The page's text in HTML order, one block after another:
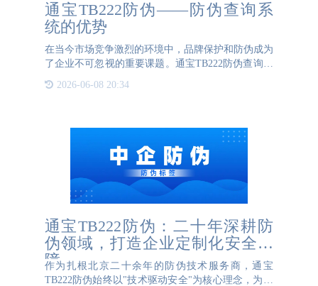
通宝TB222防伪——防伪查询系
统的优势
在当今市场竞争激烈的环境中，品牌保护和防伪成为
了企业不可忽视的重要课题。通宝TB222防伪查询系
统，作为一款先进的防伪解决方案，以其卓越的性能
和全面的功能，为企业提供了强有力的支持，有效地
2026-06-08 20:34
通宝TB222防伪：二十年深耕防
伪领域，打造企业定制化安全屏
障
作为扎根北京二十余年的防伪技术服务商，通宝
TB222防伪始终以"技术驱动安全"为核心理念，为超